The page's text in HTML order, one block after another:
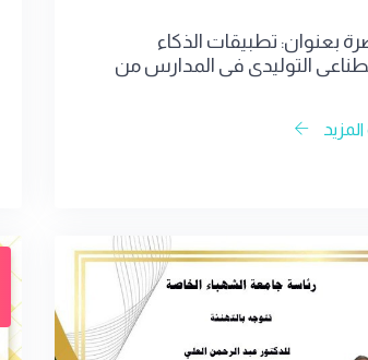
بعنوان: تطبيقات الذكاء
الاصطناعي التوليدي في المدارس من